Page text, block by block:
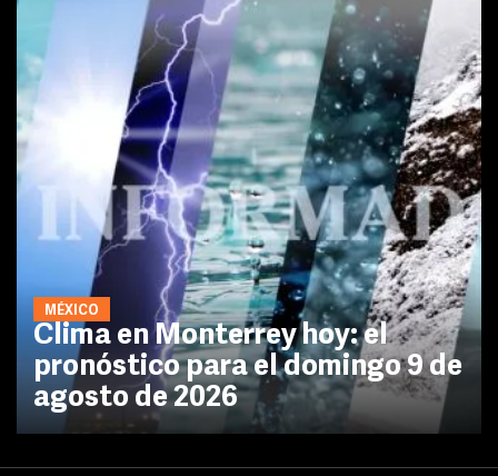
MÉXICO
Clima en Monterrey hoy: el
pronóstico para el domingo 9 de
agosto de 2026